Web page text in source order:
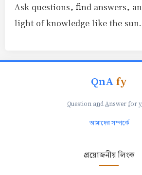
Ask questions, find answers,
light of knowledge like the sun.
QnAfy
Question andAnswer fory
আমাদের সম্পর্কে
প্রয়োজনীয় লিংক